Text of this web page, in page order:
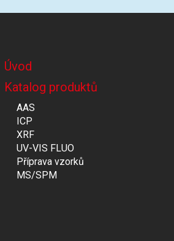
Úvod
Katalog produktů
AAS
ICP
XRF
UV-VIS FLUO
Příprava vzorků
MS/SPM